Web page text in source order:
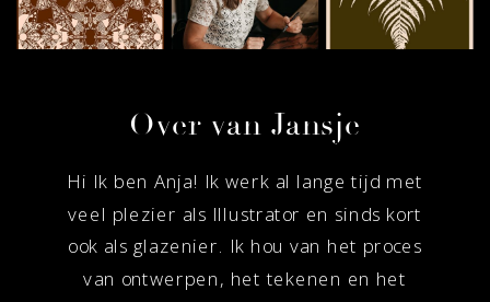
Hi Ik ben Anja! Ik werk al lange tijd met
veel plezier als Illustrator en sinds kort
ook als glazenier. Ik hou van het proces
van ontwerpen, het tekenen en het
Over van Jansje